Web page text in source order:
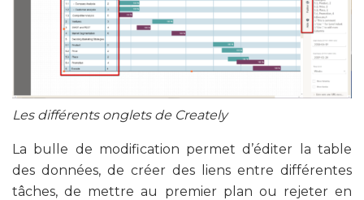
Les différents onglets de Creately
La bulle de modification permet d’éditer la table
des données, de créer des liens entre différentes
tâches, de mettre au premier plan ou rejeter en